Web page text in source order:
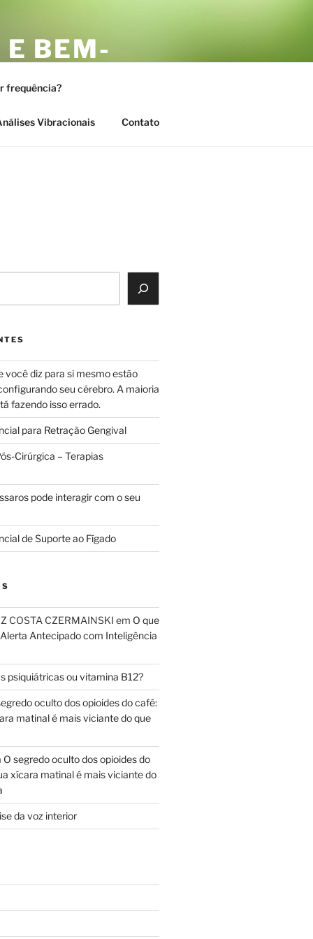
BEM-
frequência?
Vibracionais Contato
você diz para si mesmo estão
seu cérebro. A maioria
fazendo isso errado.
para Retração Gengival
Cirúrgica – Terapias
pode interagir com o seu
de Suporte ao Fígado
COSTA CZERMAINSKI em O que
Antecipado com Inteligência
psiquiátricas ou vitamina B12?
oculto dos opioides do café:
matinal é mais viciante do que
O segredo oculto dos opioides do
xícara matinal é mais viciante do
da voz interior